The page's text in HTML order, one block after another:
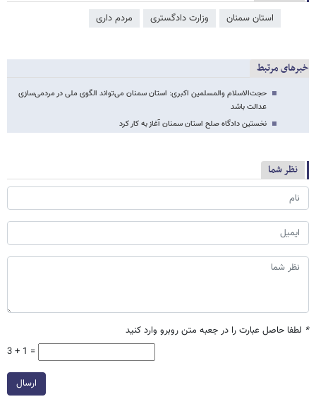
استان سمنان وزارت دادگستری مردم داری
خبرهای مرتبط
حجت‌الاسلام والمسلمین اکبری: استان سمنان می‌تواند الگوی ملی در مردمی‌سازی
عدالت باشد
نخستین دادگاه صلح استان سمنان آغاز به کار کرد
نظر شما
* لطفا حاصل عبارت را در جعبه متن روبرو وارد کنید
3 + 1 =
ارسال